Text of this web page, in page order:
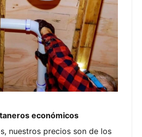
económicos
nuestros precios son de los